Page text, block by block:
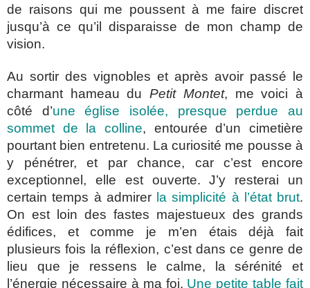
de raisons qui me poussent à me faire discret
jusqu’à ce qu’il disparaisse de mon champ de
vision.
Au sortir des vignobles et après avoir passé le
charmant hameau duPetit Montet, me voici à
côté d’une église isolée, presque perdue au
sommet de la colline, entourée d’un cimetière
pourtant bien entretenu. La curiosité me pousse à
y pénétrer, et par chance, car c’est encore
exceptionnel, elle est ouverte. J’y resterai un
certain temps à admirer la simplicité à l’état brut.
On est loin des fastes majestueux des grands
édifices, et comme je m’en étais déjà fait
plusieurs fois la réflexion, c’est dans ce genre de
lieu que je ressens le calme, la sérénité et
l’énergie nécessaire à ma foi. Une petite table fait